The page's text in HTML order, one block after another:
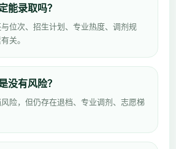
能录取吗？
位次、招生计划、专业热度、调剂规
关。
没有风险？
险，但仍存在退档、专业调剂、志愿梯